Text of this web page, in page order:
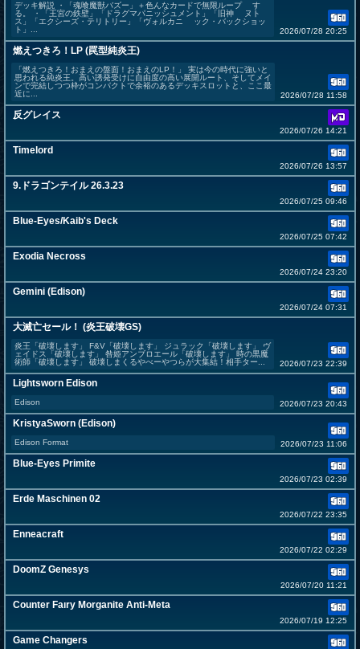
デッキ解説 ・「魂喰魔獣バズー」＋色んなカードで無限ループ す
る。 ・「王宮の鉄壁」「ドラグマパニッシュメント」「旧神 ヌト
ス」「エクシーズ・テリトリー」「ヴォルカニ ック・バックショッ
ト」...
2026/07/28 20:25
燃えつきろ！LP (罠型純炎王)
「燃えつきろ！おまえの盤面！おまえのLP！」 実は今の時代に強いと
思われる純炎王。高い誘発受けに自由度の高い展開ルート、そしてメイ
ンで完結しつつ枠がコンパクトで余裕のあるデッキスロットと、ここ最
近に...
2026/07/28 11:58
反グレイス
2026/07/26 14:21
Timelord
2026/07/26 13:57
9.ドラゴンテイル 26.3.23
2026/07/25 09:46
Blue-Eyes/Kaib's Deck
2026/07/25 07:42
Exodia Necross
2026/07/24 23:20
Gemini (Edison)
2026/07/24 07:31
大滅亡セール！ (炎王破壊GS)
炎王「破壊します」 F&V「破壊します」 ジュラック「破壊します」 ヴ
ェイドス「破壊します」 咎姫アンブロエール「破壊します」 時の黒魔
術師「破壊します」 破壊しまくるやべーやつらが大集結！相手ター...
2026/07/23 22:39
Lightsworn Edison
Edison 2026/07/23 20:43
KristyaSworn (Edison)
Edison Format 2026/07/23 11:06
Blue-Eyes Primite
2026/07/23 02:39
Erde Maschinen 02
2026/07/22 23:35
Enneacraft
2026/07/22 02:29
DoomZ Genesys
2026/07/20 11:21
Counter Faıry Morganite Anti-Meta
2026/07/19 12:25
Game Changers